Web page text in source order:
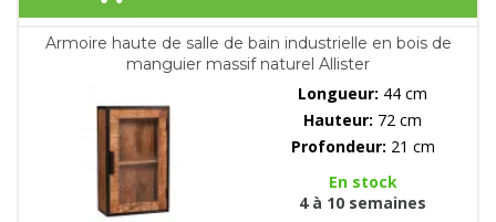
Armoire haute de salle de bain industrielle en bois de
manguier massif naturel Allister
Longueur: 44 cm
Hauteur: 72 cm
Profondeur: 21 cm
En stock
4 à 10 semaines